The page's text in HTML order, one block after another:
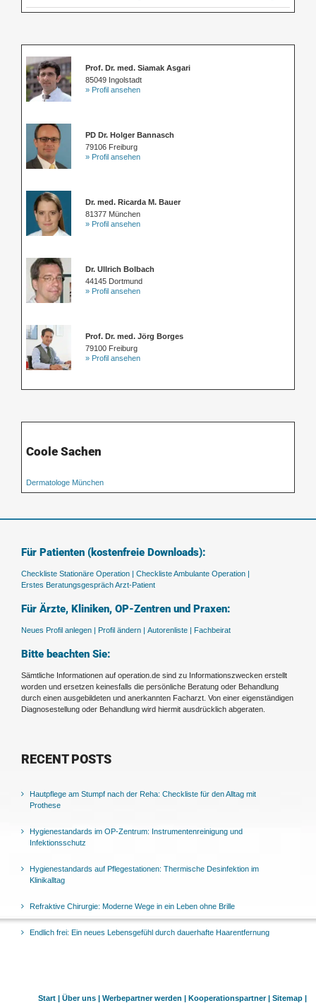
Prof. Dr. med. Siamak Asgari
85049 Ingolstadt
» Profil ansehen
PD Dr. Holger Bannasch
79106 Freiburg
» Profil ansehen
Dr. med. Ricarda M. Bauer
81377 München
» Profil ansehen
Dr. Ullrich Bolbach
44145 Dortmund
» Profil ansehen
Prof. Dr. med. Jörg Borges
79100 Freiburg
» Profil ansehen
Coole Sachen
Dermatologe München
Für Patienten (kostenfreie Downloads):
Checkliste Stationäre Operation | Checkliste Ambulante Operation |
Erstes Beratungsgespräch Arzt-Patient
Für Ärzte, Kliniken, OP-Zentren und Praxen:
Neues Profil anlegen | Profil ändern | Autorenliste | Fachbeirat
Bitte beachten Sie:
Sämtliche Informationen auf operation.de sind zu Informationszwecken erstellt
worden und ersetzen keinesfalls die persönliche Beratung oder Behandlung
durch einen ausgebildeten und anerkannten Facharzt. Von einer eigenständigen
Diagnosestellung oder Behandlung wird hiermit ausdrücklich abgeraten.
RECENT POSTS
Hautpflege am Stumpf nach der Reha: Checkliste für den Alltag mit
Prothese
Hygienestandards im OP-Zentrum: Instrumentenreinigung und
Infektionsschutz
Hygienestandards auf Pflegestationen: Thermische Desinfektion im
Klinikalltag
Refraktive Chirurgie: Moderne Wege in ein Leben ohne Brille
Endlich frei: Ein neues Lebensgefühl durch dauerhafte Haarentfernung
Start | Über uns | Werbepartner werden | Kooperationspartner | Sitemap |